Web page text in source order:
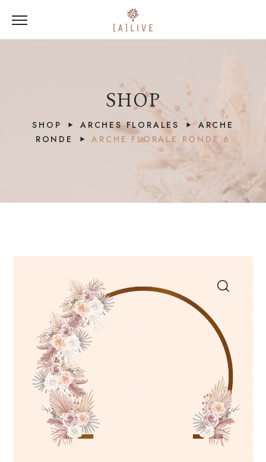
SHOP
SHOP ARCHES FLORALES
ARCHE
RONDE
ARCHE FLORALE RONDE 6